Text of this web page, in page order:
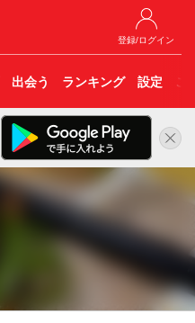
登録/ログイン
出会う ランキング 設定 こ